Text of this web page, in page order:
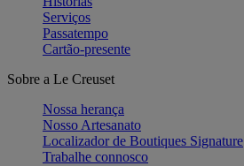
Serviços
Passatempo
Cartão-presente
Sobre a Le Creuset
Nossa herança
Nosso Artesanato
Localizador de Boutiques Signature
Trabalhe connosco